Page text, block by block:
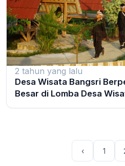
2 tahun yang lalu
Desa Wisata Bangsri
Besar di Lomba Desa
‹ 1